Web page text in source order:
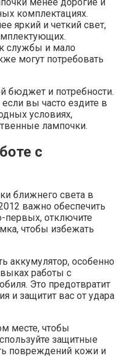
комплектациях.
яркий и четкий свет,
службы и мало
могут потребовать
бюджет и потребности.
вы часто ездите в
условиях,
лампочки.
с
ближнего света в
важно обеспечить
первых, отключите
чтобы избежать
аккумулятор, особенно
работы с
Это предотвратит
и защитит вас от удара
месте, чтобы
защитные
повреждений кожи и